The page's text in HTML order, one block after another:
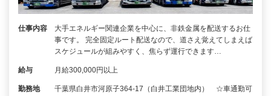
仕事内容
大手エネルギー関連企業を中心に、非鉄金属を配送するお仕
事です。 完全固定ルート配送なので、道さえ覚えてしまえば
スケジュールが組みやすく、焦らず運行できます…
給与 月給300,000円以上
勤務地 千葉県白井市河原子364-17（白井工業団地内） ☆車通勤可